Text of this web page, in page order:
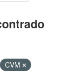
CVM